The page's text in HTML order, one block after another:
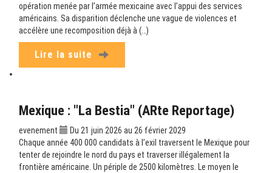
opération menée par l’armée mexicaine avec l’appui des services
américains. Sa disparition déclenche une vague de violences et
accélère une recomposition déjà à (…)
Lire la suite
Mexique : "La Bestia" (ARte Reportage)
evenement
Du 21 juin 2026 au 26 février 2029
Chaque année 400 000 candidats à l’exil traversent le Mexique pour
tenter de rejoindre le nord du pays et traverser illégalement la
frontière américaine. Un périple de 2500 kilomètres. Le moyen le